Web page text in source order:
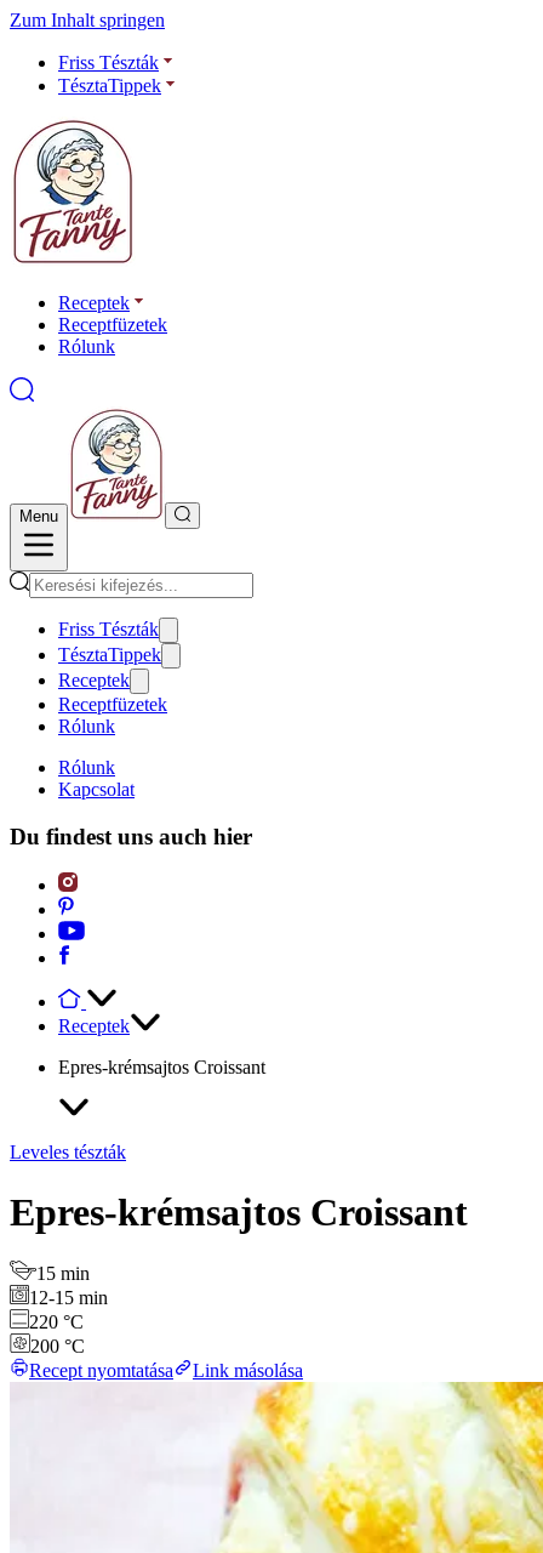
Zum Inhalt springen
Friss Tészták
TésztaTippek
Receptek
Receptfüzetek
Rólunk
Menu
Friss Tészták
TésztaTippek
Receptek
Receptfüzetek
Rólunk
Rólunk
Kapcsolat
Du findest uns auch hier
Receptek
Epres-krémsajtos Croissant
Leveles tészták
Epres-krémsajtos Croissant
15 min
12-15 min
220 °C
200 °C
Recept nyomtatása
Link másolása